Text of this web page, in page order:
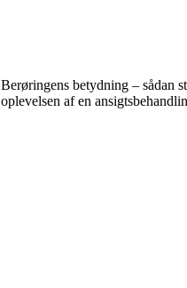
Berøringens betydning – sådan
oplevelsen af en